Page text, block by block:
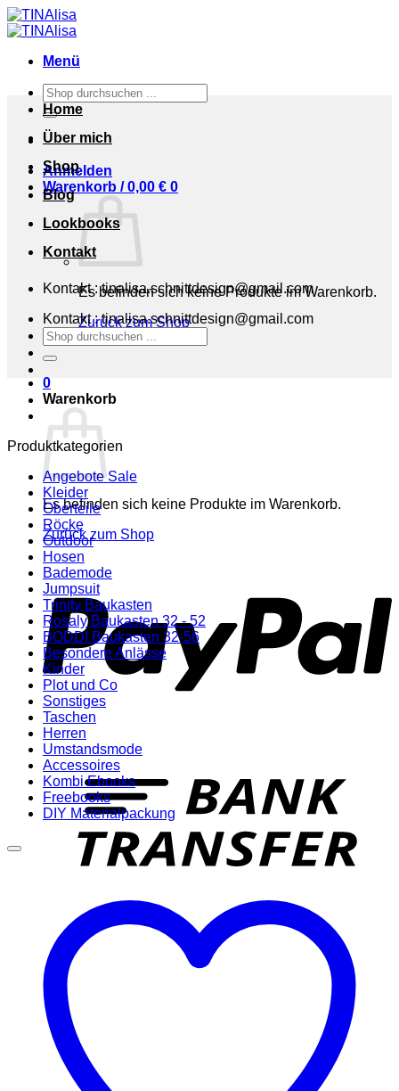
Zum
Inhalt
Menü
Suchen
nach:
Anmelden
Warenkorb /0,00 € 0
Es befinden sich keine Produkte im Warenkorb.
Zurück zum Shop
0
Warenkorb
Es befinden sich keine Produkte im Warenkorb.
Zurück zum Shop
Home
Über mich
Shop
Blog
Lookbooks
Kontakt
Kontakt : tinalisa.schnittdesign@gmail.com
Kontakt : tinalisa.schnittdesign@gmail.com
Suchen
nach:
Produktkategorien
Angebote Sale
Kleider
Oberteile
Röcke
Outdoor
Hosen
Bademode
Jumpsuit
Trinity Baukasten
Rosaly Baukasten 32 - 52
BODDI Baukasten 32-56
Besondere Anlässe
Kinder
Plot und Co
Sonstiges
Taschen
Herren
Umstandsmode
Accessoires
Kombi Ebooks
Freebooks
DIY Materialpackung